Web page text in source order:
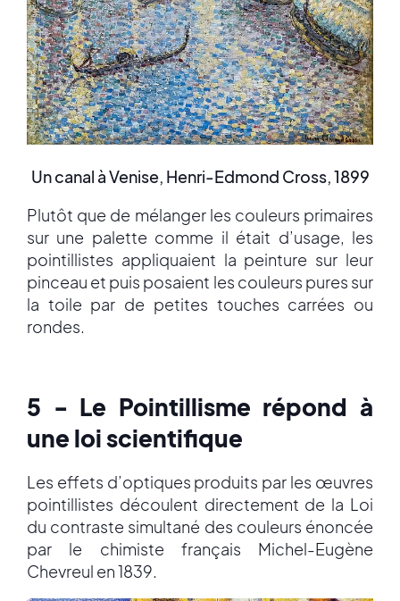
Un canal à Venise, Henri-Edmond Cross, 1899
Plutôt que de mélanger les couleurs primaires
sur une palette comme il était d’usage, les
pointillistes appliquaient la peinture sur leur
pinceau et puis posaient les couleurs pures sur
la toile par de petites touches carrées ou
rondes.
5 - Le Pointillisme répond à
une loi scientifique
Les effets d’optiques produits par les œuvres
pointillistes découlent directement de la Loi
du contraste simultané des couleurs énoncée
par le chimiste français Michel-Eugène
Chevreul en 1839.